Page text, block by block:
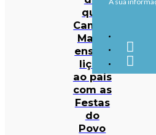
que
Campo
Maior
ensina
lição
ao país
com as
Festas
do
Povo